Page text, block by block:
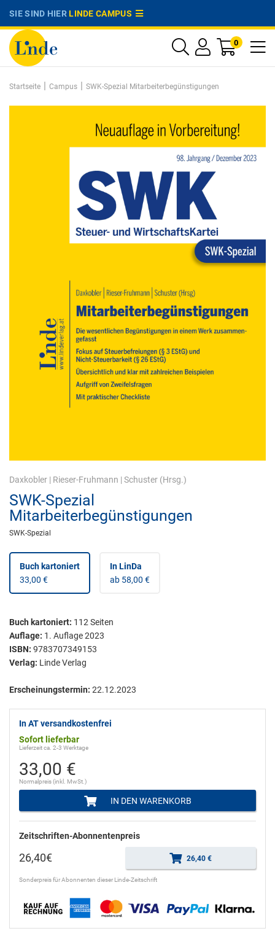
SIE SIND HIERLINDE CAMPUS
0
Startseite | Campus | SWK-Spezial Mitarbeiterbegünstigungen
Daxkobler | Rieser-Fruhmann | Schuster (Hrsg.)
SWK-Spezial
Mitarbeiterbegünstigungen
SWK-Spezial
Buch kartoniert
33,00 €
In LinDa
ab 58,00 €
Buch kartoniert: 112 Seiten
Auflage: 1. Auflage 2023
ISBN: 9783707349153
Verlag: Linde Verlag
Erscheinungstermin: 22.12.2023
In AT versandkostenfrei
Sofort lieferbar
Lieferzeit ca. 2-3 Werktage
33,00 €
Normalpreis (inkl. MwSt.)
IN DEN WARENKORB
Zeitschriften-Abonnentenpreis
26,40€ 26,40 €
Sonderpreis für Abonnenten dieser Linde-Zeitschrift